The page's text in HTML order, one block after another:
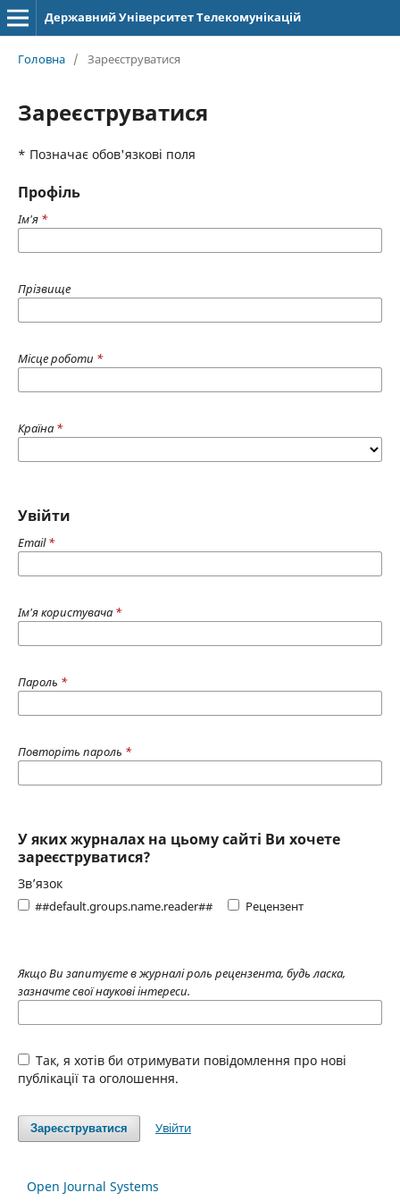
Державний Університет Телекомунікацій
Головна / Зареєструватися
Зареєструватися
* Позначає обов'язкові поля
Профіль
Ім'я *
Прізвище
Місце роботи *
Країна *
Увійти
Email*
Ім'я користувача *
Пароль *
Повторіть пароль *
У яких журналах на цьому сайті Ви хочете
зареєструватися?
Зв’язок
##default.groups.name.reader## Рецензент
Якщо Ви запитуєте в журналі роль рецензента, будь ласка,
зазначте свої наукові інтереси.
Так, я хотів би отримувати повідомлення про нові
публікації та оголошення.
Зареєструватися Увійти
Open Journal Systems